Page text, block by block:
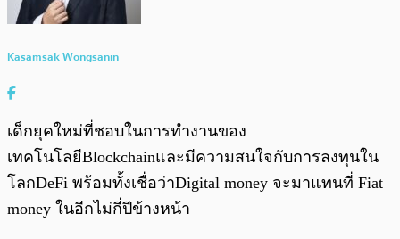
Kasamsak Wongsanin
เด็กยุคใหม่ที่ชอบในการทำงานของ
เทคโนโลยีBlockchainและมีความสนใจกับการลงทุนใน
โลกDeFi พร้อมทั้งเชื่อว่าDigital money จะมาแทนที่ Fiat
money ในอีกไม่กี่ปีข้างหน้า